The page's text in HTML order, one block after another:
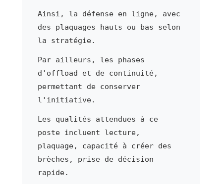
Ainsi, la défense en ligne, avec
des plaquages hauts ou bas selon
la stratégie.
Par ailleurs, les phases
d'offload et de continuité,
permettant de conserver
l'initiative.
Les qualités attendues à ce
poste incluent lecture,
plaquage, capacité à créer des
brèches, prise de décision
rapide.